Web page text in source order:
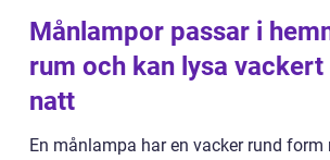
Månlampor passar i
rum och kan lysa
natt
En månlampa har en vacker rund